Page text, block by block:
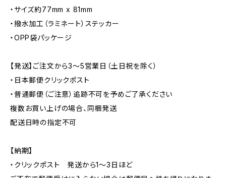
・サイズ約77mm x 81mm
・撥水加工（ラミネート）ステッカー
・OPP袋パッケージ
【発送】ご注文から3〜5営業日（土日祝を除く）
・日本郵便クリックポスト
・普通郵便（ご注意）追跡不可を予めご了承ください
複数お買い上げの場合、同梱発送
配送日時の指定不可
【納期】
・クリックポスト 発送から1〜3日ほど